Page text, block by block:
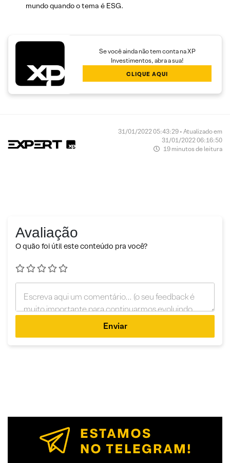
mundo quando o tema é ESG.
Se você ainda não tem conta na XP
Investimentos, abra a sua!
CLIQUE AQUI
31/01/2022 05:43:29 • Atualizado em
31/01/2022 06:16:50
19 minutos de leitura
Avaliação
O quão foi útil este conteúdo pra você?
Enviar